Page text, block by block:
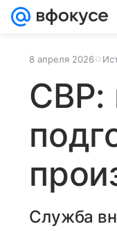
8 апреля 2026
СВР:
Служба